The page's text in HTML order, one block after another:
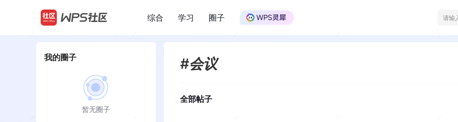
/
综合 学习 圈子
我的圈子
暂无圈子
#会议
全部帖子